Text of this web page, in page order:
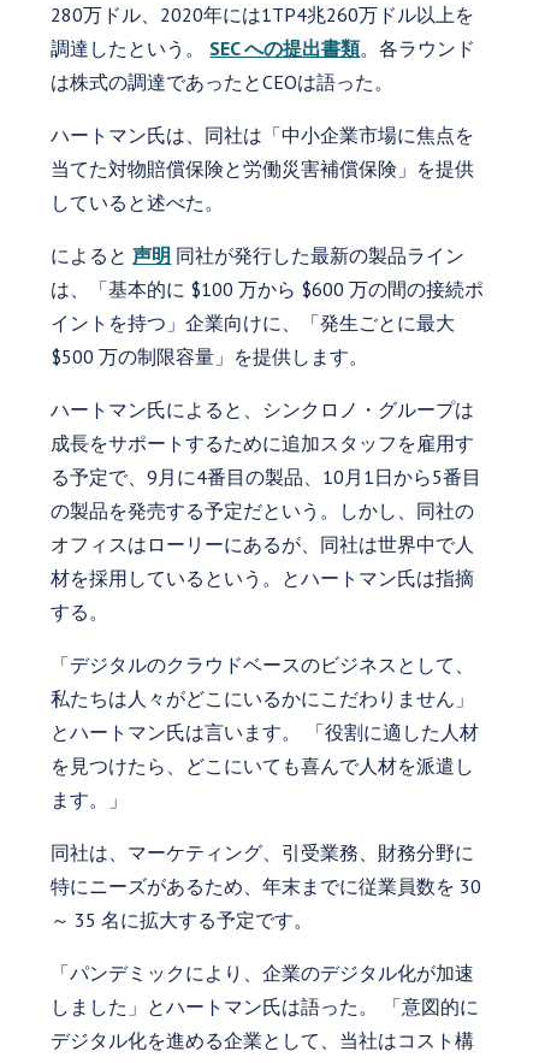
280万ドル、2020年には1TP4兆260万ドル以上を
調達したという。 SEC への提出書類。各ラウンド
は株式の調達であったとCEOは語った。
ハートマン氏は、同社は「中小企業市場に焦点を
当てた対物賠償保険と労働災害補償保険」を提供
していると述べた。
によると声明 同社が発行した最新の製品ライン
は、「基本的に $100 万から $600 万の間の接続ポ
イントを持つ」企業向けに、「発生ごとに最大
$500 万の制限容量」を提供します。
ハートマン氏によると、シンクロノ・グループは
成長をサポートするために追加スタッフを雇用す
る予定で、9月に4番目の製品、10月1日から5番目
の製品を発売する予定だという。しかし、同社の
オフィスはローリーにあるが、同社は世界中で人
材を採用しているという。とハートマン氏は指摘
する。
「デジタルのクラウドベースのビジネスとして、
私たちは人々がどこにいるかにこだわりません」
とハートマン氏は言います。 「役割に適した人材
を見つけたら、どこにいても喜んで人材を派遣し
ます。」
同社は、マーケティング、引受業務、財務分野に
特にニーズがあるため、年末までに従業員数を 30
～ 35 名に拡大する予定です。
「パンデミックにより、企業のデジタル化が加速
しました」とハートマン氏は語った。 「意図的に
デジタル化を進める企業として、当社はコスト構